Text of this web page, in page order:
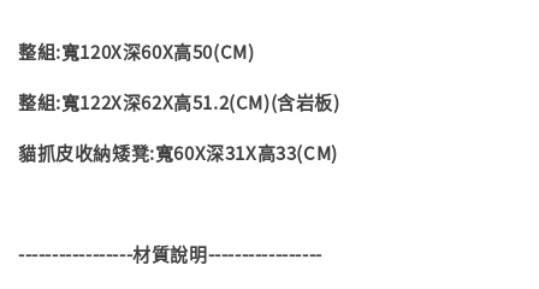
整組:寬120X深60X高50(CM)
整組:寬122X深62X高51.2(CM)(含岩板)
貓抓皮收納矮凳:寬60X深31X高33(CM)
-----------------材質說明-----------------